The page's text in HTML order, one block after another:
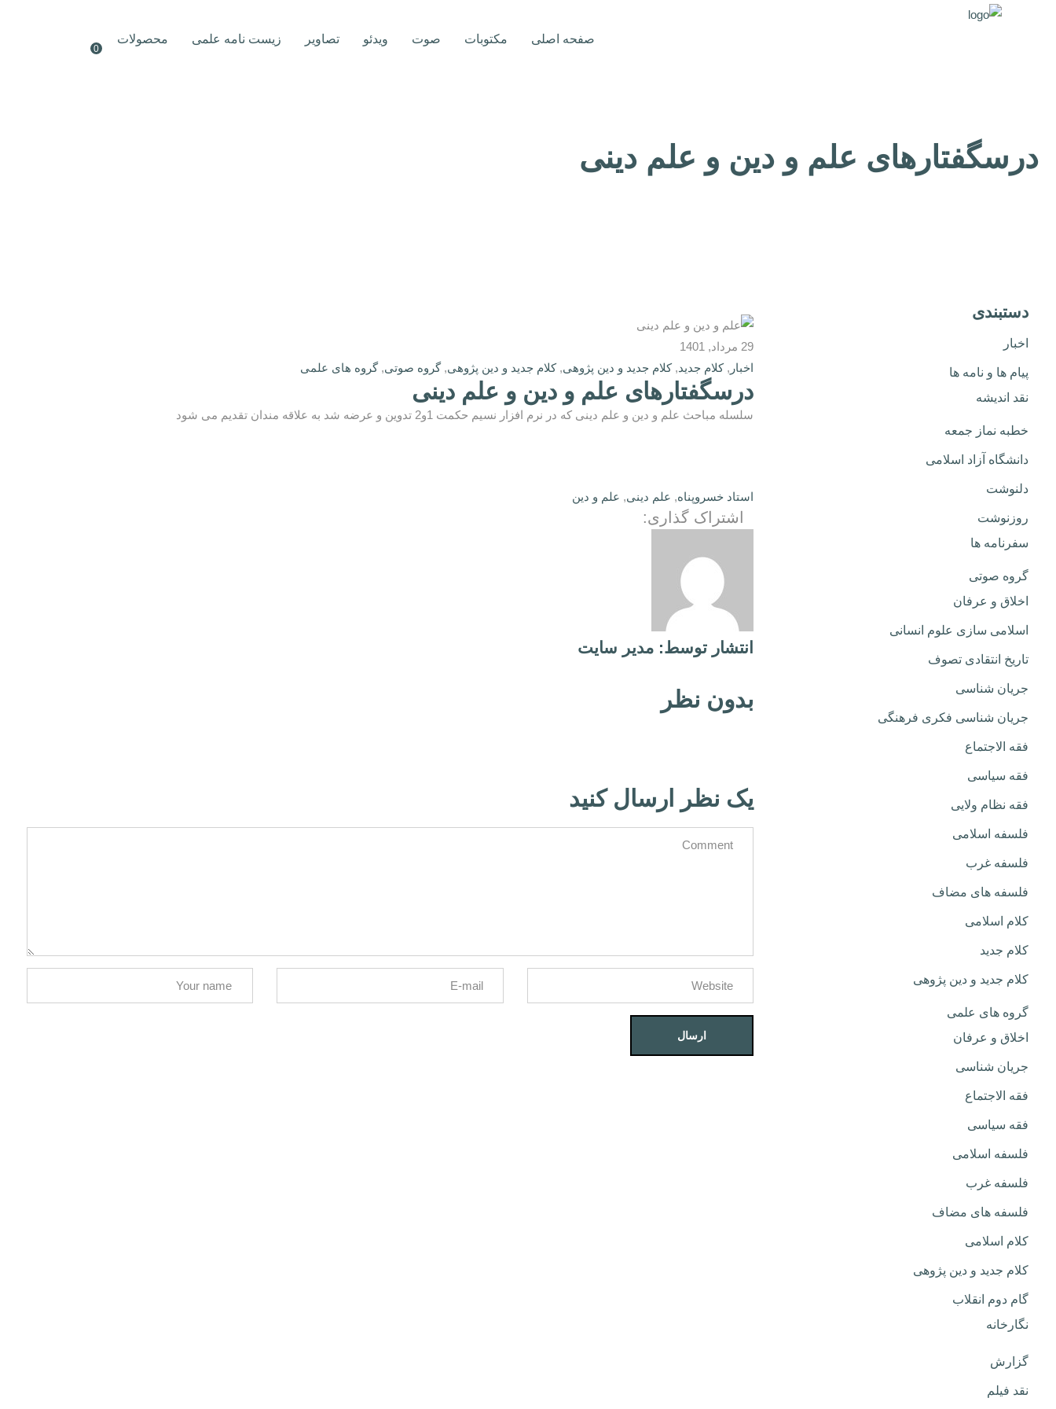
صفحه اصلی مکتوبات صوت ویدئو تصاویر زیست نامه علمی محصولات
0
درسگفتارهای علم و دین و علم دینی
29 مرداد, 1401
اخبار ,کلام جدید,کلام جدید و دین پژوهی,کلام جدید و دین پژوهی,گروه صوتی,گروه های علمی
درسگفتارهای علم و دین و علم دینی
سلسله مباحث علم و دین و علم دینی که در نرم افزار نسیم حکمت 1و2 تدوین و عرضه شد به علاقه مندان تقدیم می شود
استاد خسروپناه, علم دینی, علم و دین
اشتراک گذاری:
انتشار توسط: مدیر سایت
بدون نظر
یک نظر ارسال کنید
دستبندی
اخبار
پیام ها و نامه ها
نقد اندیشه
خطبه نماز جمعه
دانشگاه آزاد اسلامی
دلنوشت
روزنوشت
سفرنامه ها
گروه صوتی
اخلاق و عرفان
اسلامی سازی علوم انسانی
تاریخ انتقادی تصوف
جریان شناسی
جریان شناسی فکری فرهنگی
فقه الاجتماع
فقه سیاسی
فقه نظام ولایی
فلسفه اسلامی
فلسفه غرب
فلسفه های مضاف
کلام اسلامی
کلام جدید
کلام جدید و دین پژوهی
گروه های علمی
اخلاق و عرفان
جریان شناسی
فقه الاجتماع
فقه سیاسی
فلسفه اسلامی
فلسفه غرب
فلسفه های مضاف
کلام اسلامی
کلام جدید و دین پژوهی
گام دوم انقلاب
نگارخانه
گزارش
نقد فیلم